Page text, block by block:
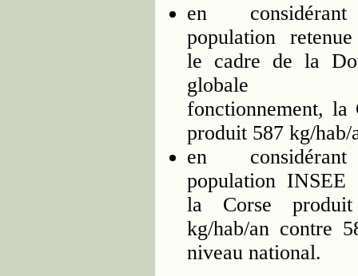
en
population
le cadre de la
globale
fonctionnement, la
produit 587 kg/hab/
en
population INSEE
la Corse
kg/hab/an contre
niveau national.